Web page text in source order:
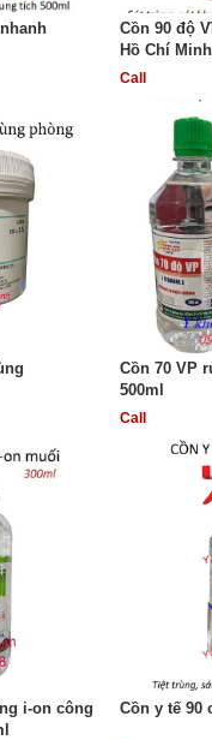
Cồn 90 độ
Hồ Chí Minh
Call
Cồn 70 VP
500ml
Call
i-on công
Cồn y tế 90